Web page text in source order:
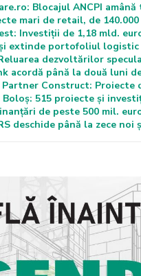
Blocajul ANCPI
mari de retail, de
Investiții de 1,18 mld.
extinde portofoliul logistic
dezvoltărilor
acordă până la două luni
Construct: Proiecte
Boloș: 515 proiecte și
de peste 500 mil.
deschide până la zece